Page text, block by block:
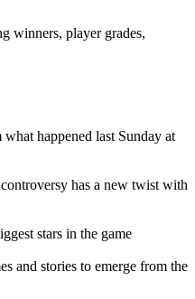
winners, player grades,
happened last Sunday at
has a new twist with
stars in the game
and stories to emerge from the